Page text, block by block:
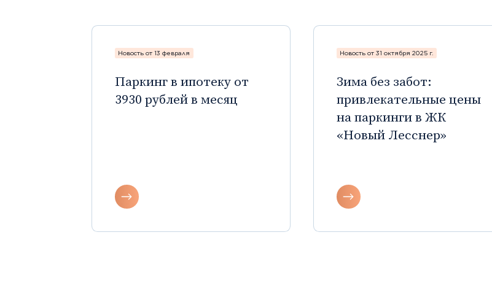
Новость от 13 февраля
Паркинг в ипотеку от
3930 рублей в месяц
Новость от 31 октября 2025 г.
Зима без забот:
привлекательные цены
на паркинги в ЖК
«Новый Лесснер»